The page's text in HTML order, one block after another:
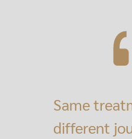
Same
different